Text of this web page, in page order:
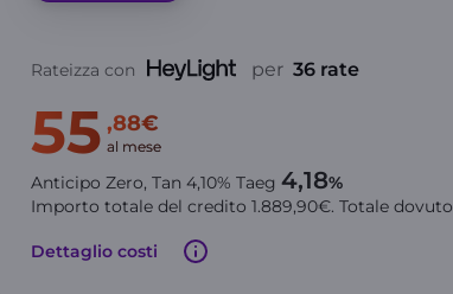
Rateizza con per 36 rate
55 ,88€
al mese
Anticipo Zero, Tan 4,10% Taeg 4,18%
Importo totale del credito 1.889,90€. Totale dovuto
Dettaglio costi